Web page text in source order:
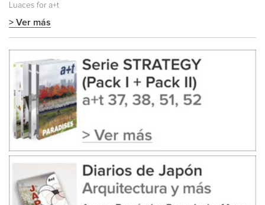
Luaces for a+t
> Ver más